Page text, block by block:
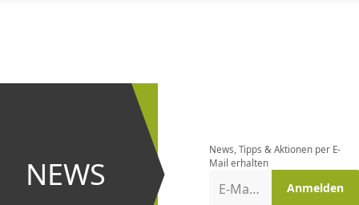
NEWS
und bei
Aktionen
News, Tipps & Aktionen per E-
Mail erhalten
E-Mail-Adresse Anmelden